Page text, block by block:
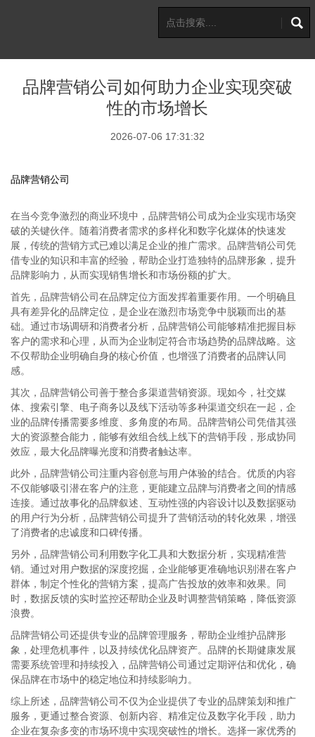
品牌营销公司如何助力企业实现突破
性的市场增长
2026-07-06 17:31:32
品牌营销公司
在当今竞争激烈的商业环境中，品牌营销公司成为企业实现市场突
破的关键伙伴。随着消费者需求的多样化和数字化媒体的快速发
展，传统的营销方式已难以满足企业的推广需求。品牌营销公司凭
借专业的知识和丰富的经验，帮助企业打造独特的品牌形象，提升
品牌影响力，从而实现销售增长和市场份额的扩大。
首先，品牌营销公司在品牌定位方面发挥着重要作用。一个明确且
具有差异化的品牌定位，是企业在激烈市场竞争中脱颖而出的基
础。通过市场调研和消费者分析，品牌营销公司能够精准把握目标
客户的需求和心理，从而为企业制定符合市场趋势的品牌战略。这
不仅帮助企业明确自身的核心价值，也增强了消费者的品牌认同
感。
其次，品牌营销公司善于整合多渠道营销资源。现如今，社交媒
体、搜索引擎、电子商务以及线下活动等多种渠道交织在一起，企
业的品牌传播需要多维度、多角度的布局。品牌营销公司凭借其强
大的资源整合能力，能够有效组合线上线下的营销手段，形成协同
效应，最大化品牌曝光度和消费者触达率。
此外，品牌营销公司注重内容创意与用户体验的结合。优质的内容
不仅能够吸引潜在客户的注意，更能建立品牌与消费者之间的情感
连接。通过故事化的品牌叙述、互动性强的内容设计以及数据驱动
的用户行为分析，品牌营销公司提升了营销活动的转化效果，增强
了消费者的忠诚度和口碑传播。
另外，品牌营销公司利用数字化工具和大数据分析，实现精准营
销。通过对用户数据的深度挖掘，企业能够更准确地识别潜在客户
群体，制定个性化的营销方案，提高广告投放的效率和效果。同
时，数据反馈的实时监控还帮助企业及时调整营销策略，降低资源
浪费。
品牌营销公司还提供专业的品牌管理服务，帮助企业维护品牌形
象，处理危机事件，以及持续优化品牌资产。品牌的长期健康发展
需要系统管理和持续投入，品牌营销公司通过定期评估和优化，确
保品牌在市场中的稳定地位和持续影响力。
综上所述，品牌营销公司不仅为企业提供了专业的品牌策划和推广
服务，更通过整合资源、创新内容、精准定位及数字化手段，助力
企业在复杂多变的市场环境中实现突破性的增长。选择一家优秀的